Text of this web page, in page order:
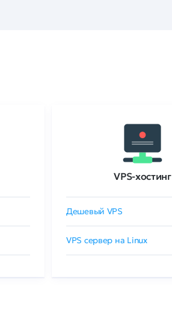
VPS-хостинг
Дешевый VPS
VPS сервер на Linux